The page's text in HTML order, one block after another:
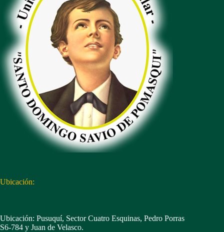
Ubicación:
Ubicación: Pusuquí, Sector Cuatro Esquinas, Pedro Porras
S6-784 y Juan de Velasco.